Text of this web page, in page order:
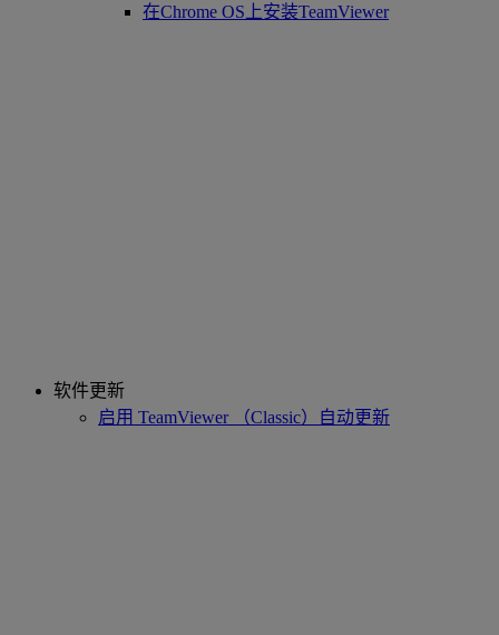
在Chrome OS上安装TeamViewer
软件更新
启用 TeamViewer （Classic）自动更新